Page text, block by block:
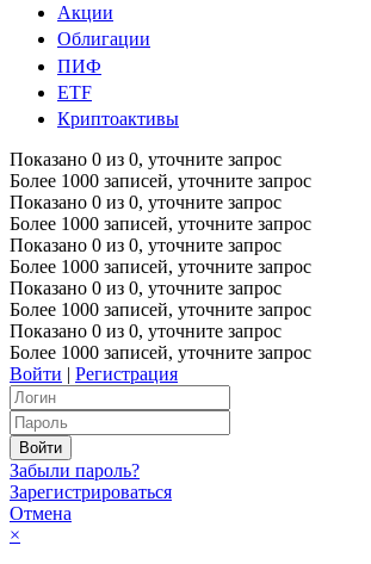
Акции
Облигации
ПИФ
ETF
Криптоактивы
Показано 0 из 0, уточните запрос
Более 1000 записей, уточните запрос
Показано 0 из 0, уточните запрос
Более 1000 записей, уточните запрос
Показано 0 из 0, уточните запрос
Более 1000 записей, уточните запрос
Показано 0 из 0, уточните запрос
Более 1000 записей, уточните запрос
Показано 0 из 0, уточните запрос
Более 1000 записей, уточните запрос
Войти | Регистрация
Забыли пароль?
Зарегистрироваться
Отмена
×